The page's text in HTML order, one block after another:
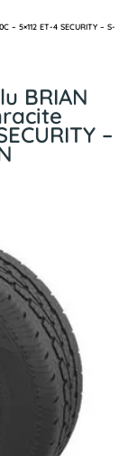
BRIAN
–
– 5×112 ET-4 SECURITY – S-